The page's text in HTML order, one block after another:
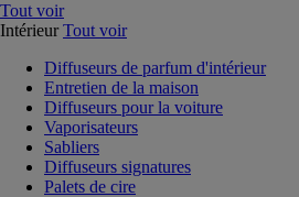
Tout voir
Intérieur Tout voir
Diffuseurs de parfum d'intérieur
Entretien de la maison
Diffuseurs pour la voiture
Vaporisateurs
Sabliers
Diffuseurs signatures
Palets de cire